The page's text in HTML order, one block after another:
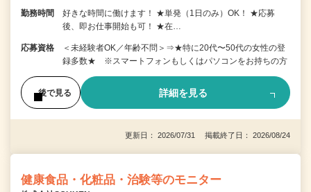
勤務時間
好きな時間に働けます！ ★単発（1日のみ）OK！ ★応募
後、即お仕事開始も可！ ★在…
応募資格
＜未経験者OK／年齢不問＞⇒★特に20代〜50代の女性の登
録多数★ ※スマートフォンもしくはパソコンをお持ちの方
後で見る 詳細を見る
更新日： 2026/07/31 掲載終了日： 2026/08/24
健康食品・化粧品・治験等のモニター